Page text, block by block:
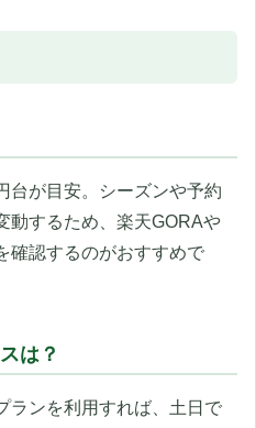
台が目安。シーズンや予約
動するため、楽天GORAや
確認するのがおすすめで
は？
ランを利用すれば、土日で